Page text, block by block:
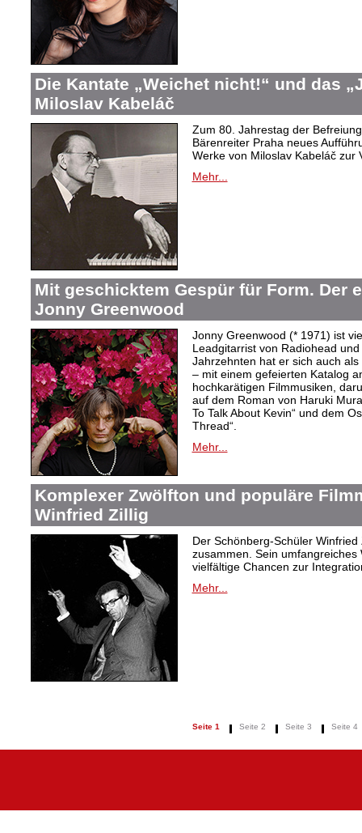
Die Kantate „Weichet nicht!“ und das
Miloslav Kabeláč
Zum 80. Jahrestag der
Bärenreiter Praha neues
Werke von Miloslav Kabeláč zur
Mehr...
Mit geschicktem Gespür für Form. Der
Jonny Greenwood
Jonny Greenwood (* 1971) ist
Leadgitarrist von Radiohead
Jahrzehnten hat er sich auch
– mit einem gefeierten Katalog
hochkarätigen Filmmusiken,
auf dem Roman von Haruki
To Talk About Kevin“ und dem
Thread“.
Mehr...
Komplexer Zwölfton und populäre
Winfried Zillig
Der Schönberg-Schüler
zusammen. Sein
vielfältige Chancen zur
Mehr...
Seite 1 Seite 2 Seite 3 Seite 4